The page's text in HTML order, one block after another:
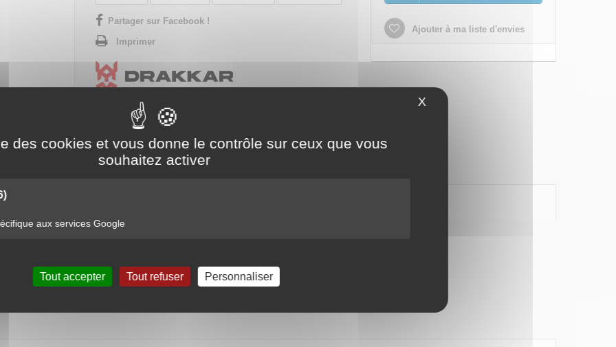
des cookies et vous donne le contrôle sur ceux que vous
souhaitez activer
aux services Google
Tout accepter Tout refuser Personnaliser
X Masquer le bandeau des cookies
Partager sur Facebook !
Imprimer
Ajouter à ma liste d'envies
2 À 4 MM²
à 4 mm²